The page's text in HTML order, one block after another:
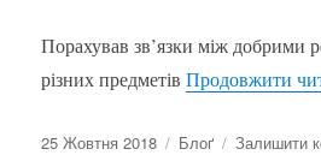
Порахував зв’язки між добрими
різних предметівПродовжити
Оприлюднено
25 Жовтня 2018 Категорії
Блоґ Залишити